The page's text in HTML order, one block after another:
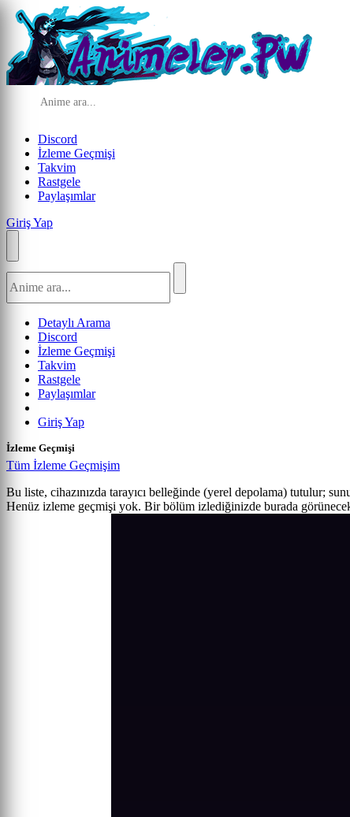
Discord
İzleme Geçmişi
Takvim
Rastgele
Paylaşımlar
Giriş Yap
Detaylı Arama
Discord
İzleme Geçmişi
Takvim
Rastgele
Paylaşımlar
Giriş Yap
İzleme Geçmişi
Tüm İzleme Geçmişim
Bu liste, cihazınızda tarayıcı belleğinde (yerel depolama) tutulur;
Henüz izleme geçmişi yok. Bir bölüm izlediğinizde burada